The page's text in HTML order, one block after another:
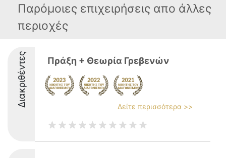
Παρόμοιες επιχειρήσεις απο άλλες
περιοχές
Διακριθέντες Πράξη + Θεωρία Γρεβενών
Δείτε περισσότερα >>